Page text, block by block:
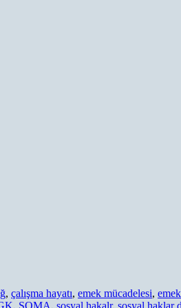
, çalışma hayatı, emek mücadelesi,
, SOMA, sosyal hakalr, sosyal haklar